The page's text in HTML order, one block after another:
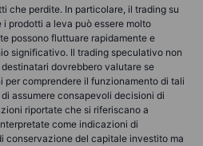
che perdite. In particolare, il trading su
prodotti a leva può essere molto
possono fluttuare rapidamente e
significativo. Il trading speculativo non
dovrebbero valutare se
per comprendere il funzionamento di tali
assumere consapevoli decisioni di
riportate che si riferiscano a
come indicazioni di
conservazione del capitale investito ma